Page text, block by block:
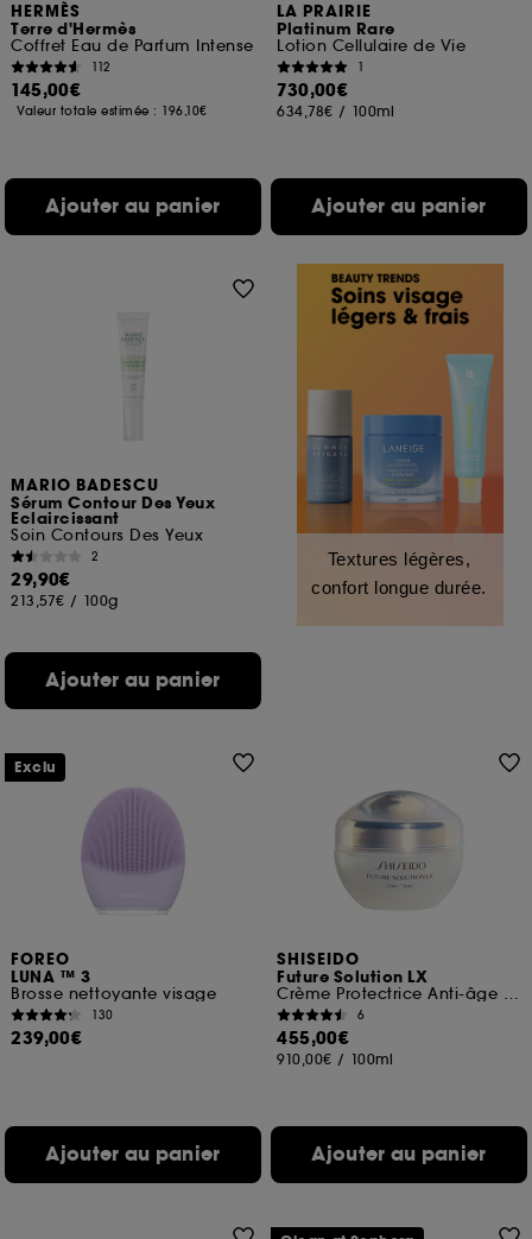
HERMÈS
Terre d'Hermès
Coffret Eau de Parfum Intense
112
145,00€
Valeur totale estimée : 196,10€
Ajouter au panier
LA PRAIRIE
Platinum Rare
Lotion Cellulaire de Vie
1
730,00€
634,78€ / 100ml
Ajouter au panier
MARIO BADESCU
Sérum Contour Des Yeux
Eclaircissant
Soin Contours Des Yeux
2
29,90€
213,57€ / 100g
Ajouter au panier
Textures légères,
confort longue durée.
FOREO
LUNA ™ 3
Brosse nettoyante visage
130
239,00€
Ajouter au panier
Exclu
SHISEIDO
Future Solution LX
Crème Protectrice Anti-âge Jour SPF20
6
455,00€
910,00€ / 100ml
Ajouter au panier